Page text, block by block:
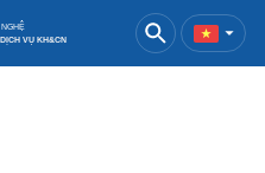
NGHỆ
VỤ KH&CN